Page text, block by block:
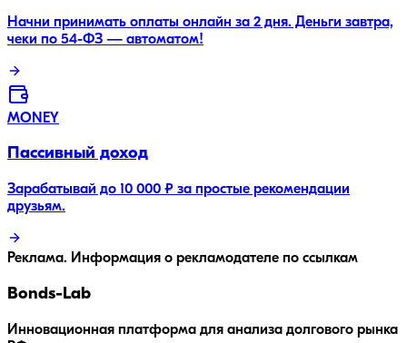
Начни принимать оплаты онлайн за 2 дня. Деньги завтра,
чеки по 54-ФЗ — автоматом!
MONEY
Пассивный доход
Зарабатывай до 10 000 ₽ за простые рекомендации
друзьям.
Реклама. Информация о рекламодателе по ссылкам
Bonds-Lab
Инновационная платформа для анализа долгового рынка